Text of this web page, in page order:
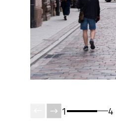
1 4